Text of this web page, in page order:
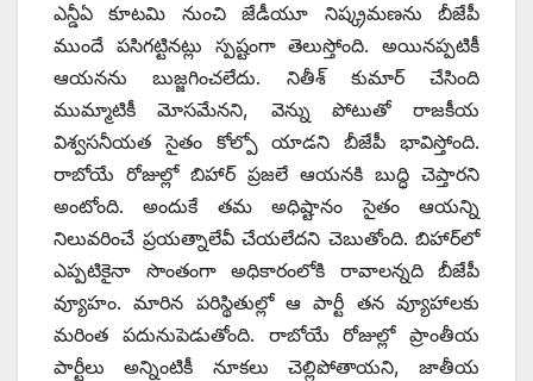
ఎన్డీఏ కూటమి నుంచి జేడీయూ నిష్క్రమణను బీజేపీ
ముందే పసిగట్టినట్లు స్పష్టంగా తెలుస్తోంది. అయినప్పటికీ
ఆయనను బుజ్జగించలేదు. నితీశ్‌ ‌కుమార్‌ ‌చేసింది
ముమ్మాటికీ మోసమేనని, వెన్ను పోటుతో రాజకీయ
విశ్వసనీయత సైతం కోల్పో యాడని బీజేపీ భావిస్తోంది.
రాబోయే రోజుల్లో బిహార్‌ ‌ప్రజలే ఆయనకి బుద్ధి చెప్తారని
అంటోంది. అందుకే తమ అధిష్టానం సైతం ఆయన్ని
నిలువరించే ప్రయత్నాలేవీ చేయలేదని చెబుతోంది. బిహార్‌లో
ఎప్పటికైనా సొంతంగా అధికారంలోకి రావాలన్నది బీజేపీ
వ్యూహం. మారిన పరిస్థితుల్లో ఆ పార్టీ తన వ్యూహాలకు
మరింత పదునుపెడుతోంది. రాబోయే రోజుల్లో ప్రాంతీయ
పార్టీలు అన్నింటికీ నూకలు చెల్లిపోతాయని, జాతీయ